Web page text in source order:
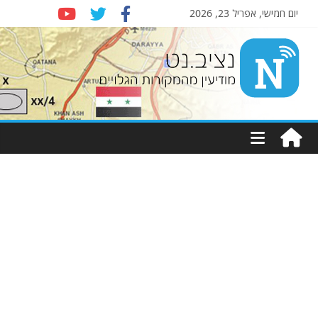
יום חמישי, אפריל 23, 2026
Nziv.net
מודיעין
מהמקורות